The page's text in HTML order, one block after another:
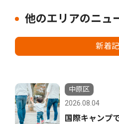
他のエリアのニュ
新着
中原区
2026.08.04
国際キャンプ